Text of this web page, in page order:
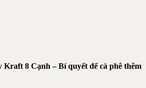
8 Cạnh – Bí quyết để cà phê thêm